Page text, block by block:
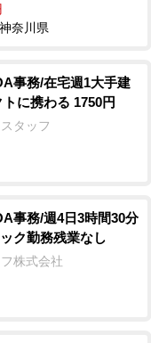
奈川県
事務/在宅週1大手建
に携わる 1750円
タッフ
事務/週4日3時間30分
ク勤務残業なし
株式会社